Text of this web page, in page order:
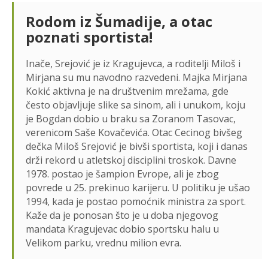
Rodom iz Šumadije, a otac
poznati sportista!
Inače, Srejović je iz Kragujevca, a roditelji Miloš i
Mirjana su mu navodno razvedeni. Majka Mirjana
Kokić aktivna je na društvenim mrežama, gde
često objavljuje slike sa sinom, ali i unukom, koju
je Bogdan dobio u braku sa Zoranom Tasovac,
verenicom Saše Kovačevića. Otac Cecinog bivšeg
dečka Miloš Srejović je bivši sportista, koji i danas
drži rekord u atletskoj disciplini troskok. Davne
1978. postao je šampion Evrope, ali je zbog
povrede u 25. prekinuo karijeru. U politiku je ušao
1994, kada je postao pomoćnik ministra za sport.
Kaže da je ponosan što je u doba njegovog
mandata Kragujevac dobio sportsku halu u
Velikom parku, vrednu milion evra.